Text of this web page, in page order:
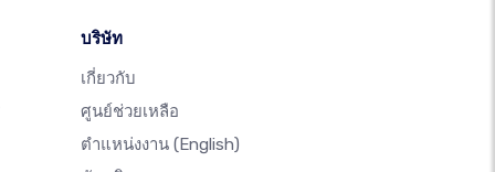
บริษัท
เกี่ยวกับ
ศูนย์ช่วยเหลือ
ตำแหน่งงาน (English)